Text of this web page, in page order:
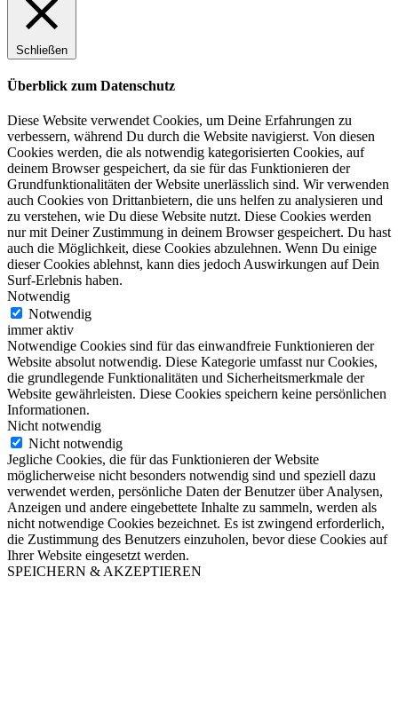
Schließen
Überblick zum Datenschutz
Diese Website verwendet Cookies, um Deine Erfahrungen zu
verbessern, während Du durch die Website navigierst. Von diesen
Cookies werden, die als notwendig kategorisierten Cookies, auf
deinem Browser gespeichert, da sie für das Funktionieren der
Grundfunktionalitäten der Website unerlässlich sind. Wir verwenden
auch Cookies von Drittanbietern, die uns helfen zu analysieren und
zu verstehen, wie Du diese Website nutzt. Diese Cookies werden
nur mit Deiner Zustimmung in deinem Browser gespeichert. Du hast
auch die Möglichkeit, diese Cookies abzulehnen. Wenn Du einige
dieser Cookies ablehnst, kann dies jedoch Auswirkungen auf Dein
Surf-Erlebnis haben.
Notwendig
Notwendig
immer aktiv
Notwendige Cookies sind für das einwandfreie Funktionieren der
Website absolut notwendig. Diese Kategorie umfasst nur Cookies,
die grundlegende Funktionalitäten und Sicherheitsmerkmale der
Website gewährleisten. Diese Cookies speichern keine persönlichen
Informationen.
Nicht notwendig
Nicht notwendig
Jegliche Cookies, die für das Funktionieren der Website
möglicherweise nicht besonders notwendig sind und speziell dazu
verwendet werden, persönliche Daten der Benutzer über Analysen,
Anzeigen und andere eingebettete Inhalte zu sammeln, werden als
nicht notwendige Cookies bezeichnet. Es ist zwingend erforderlich,
die Zustimmung des Benutzers einzuholen, bevor diese Cookies auf
Ihrer Website eingesetzt werden.
SPEICHERN & AKZEPTIEREN